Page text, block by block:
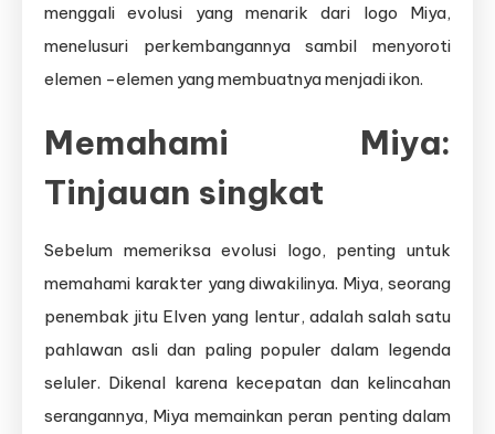
menggali evolusi yang menarik dari logo Miya,
menelusuri perkembangannya sambil menyoroti
elemen -elemen yang membuatnya menjadi ikon.
Memahami Miya:
Tinjauan singkat
Sebelum memeriksa evolusi logo, penting untuk
memahami karakter yang diwakilinya. Miya, seorang
penembak jitu Elven yang lentur, adalah salah satu
pahlawan asli dan paling populer dalam legenda
seluler. Dikenal karena kecepatan dan kelincahan
serangannya, Miya memainkan peran penting dalam